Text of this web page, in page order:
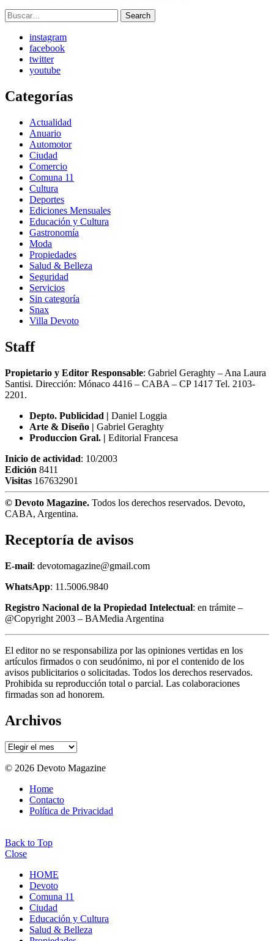
Search
for:
Search
instagram
facebook
twitter
youtube
Categorías
Actualidad
Anuario
Automotor
Ciudad
Comercio
Comuna 11
Cultura
Deportes
Ediciones Mensuales
Educación y Cultura
Gastronomía
Moda
Propiedades
Salud & Belleza
Seguridad
Servicios
Sin categoría
Snax
Villa Devoto
Staff
Propietario y Editor Responsable: Gabriel Geraghty – Ana Laura
Santisi. Dirección: Mónaco 4416 – CABA – CP 1417 Tel. 2103-
2201.
Depto. Publicidad | Daniel Loggia
Arte & Diseño | Gabriel Geraghty
Produccion Gral. | Editorial Francesa
Inicio de actividad: 10/2003
Edición 8411
Visitas 167632901
© Devoto Magazine. Todos los derechos reservados. Devoto,
CABA, Argentina.
Receptoría de avisos
E-mail: devotomagazine@gmail.com
WhatsApp: 11.5006.9840
Registro Nacional de la Propiedad Intelectual: en trámite –
@Copyright 2003 – BAMedia Argentina
El editor no se responsabiliza por las opiniones vertidas en los
artículos firmados o con seudónimo, ni por el contenido de los
avisos publicitarios o solicitadas. Todos los derechos reservados.
Prohibida su reproducción total o parcial. Las colaboraciones
firmadas son ad honorem.
Archivos
Archivos
© 2026 Devoto Magazine
Home
Contacto
Política de Privacidad
Back to Top
Close
HOME
Devoto
Comuna 11
Ciudad
Educación y Cultura
Salud & Belleza